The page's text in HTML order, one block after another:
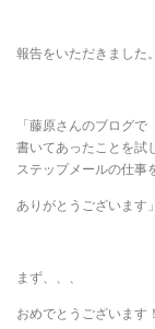
報告をいただきました。
「藤原さんのブログで
書いてあったことを試
ステップメールの仕事
ありがとうございます」
まず、、、
おめでとうございます！